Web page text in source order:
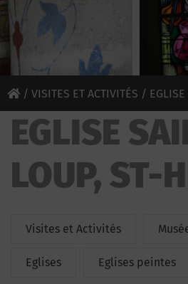
/ VISITES ET ACTIVITÉS / EGLISE
EGLISE
LOUP, ST-
Visites et Activités
Eglises Eglises peintes